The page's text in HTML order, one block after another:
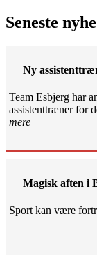
Seneste
Ny
Team Esbjerg har
assistenttræner for
mere
Magisk aften i
Sport kan være